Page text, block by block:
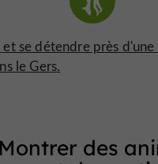
et se détendre près
le Gers.
des